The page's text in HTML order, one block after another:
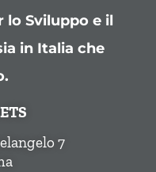
lo Sviluppo e il
in Italia che
7